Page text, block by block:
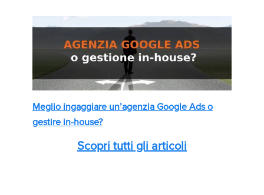
Meglio ingaggiare un’agenzia Google Ads o
gestire in-house?
Scopri tutti gli articoli